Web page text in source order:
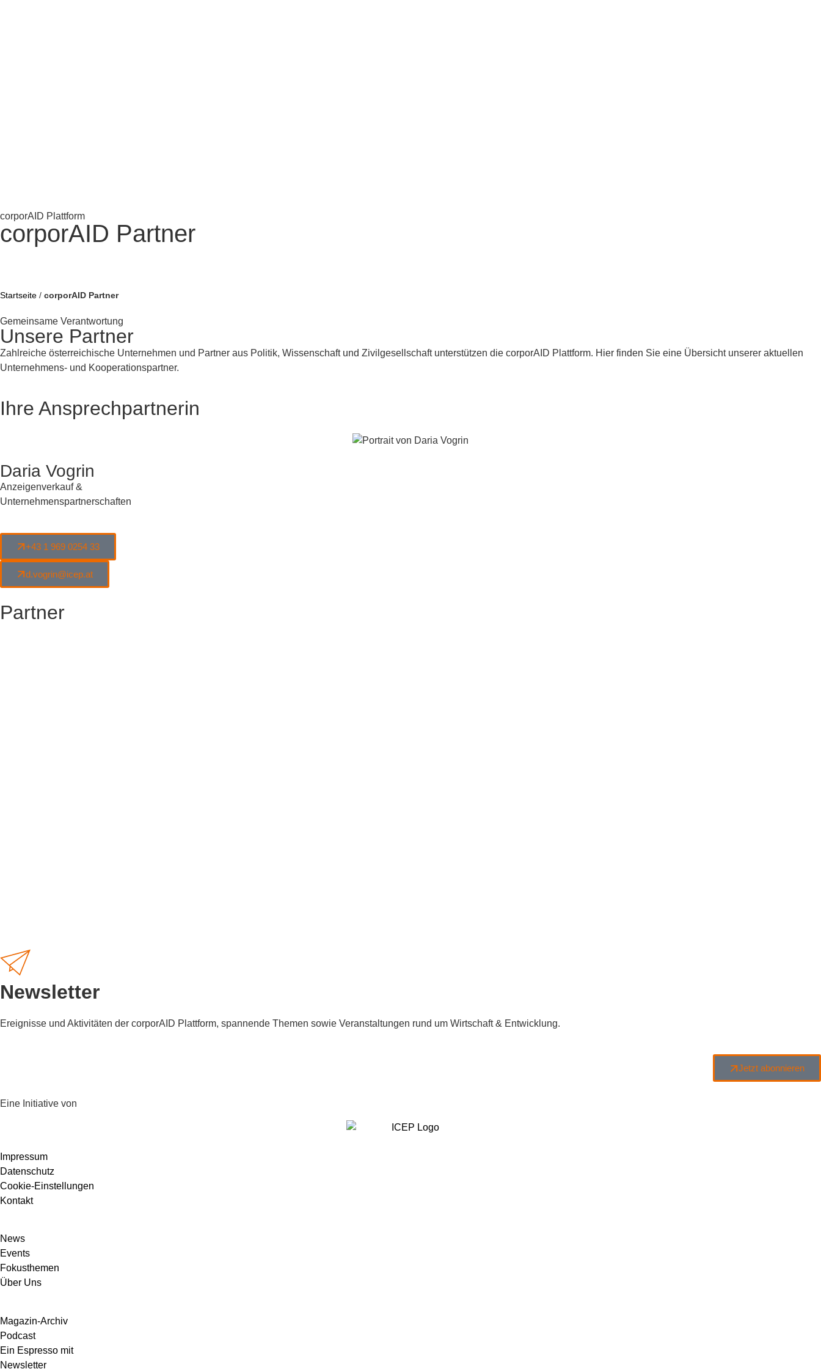
corporAID Plattform
corporAID Partner
Startseite / corporAID Partner
Gemeinsame Verantwortung
Unsere Partner
Zahlreiche österreichische Unternehmen und Partner aus Politik, Wissenschaft und Zivilgesellschaft unterstützen die corporAID Plattform. Hier finden Sie eine Übersicht unserer aktuellen
Unternehmens- und Kooperationspartner.
Ihre Ansprechpartnerin
Daria Vogrin
Anzeigenverkauf &
Unternehmenspartnerschaften
+43 1 969 0254 33
d.vogrin@icep.at
Partner
Newsletter
Ereignisse und Aktivitäten der corporAID Plattform, spannende Themen sowie Veranstaltungen rund um Wirtschaft & Entwicklung.
Jetzt abonnieren
Eine Initiative von
Impressum
Datenschutz
Cookie-Einstellungen
Kontakt
News
Events
Fokusthemen
Über Uns
Magazin-Archiv
Podcast
Ein Espresso mit
Newsletter